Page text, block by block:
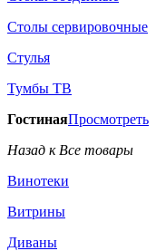
Столы сервировочные
Стулья
Тумбы ТВ
ГостинаяПросмотреть
Назад к Все товары
Винотеки
Витрины
Диваны